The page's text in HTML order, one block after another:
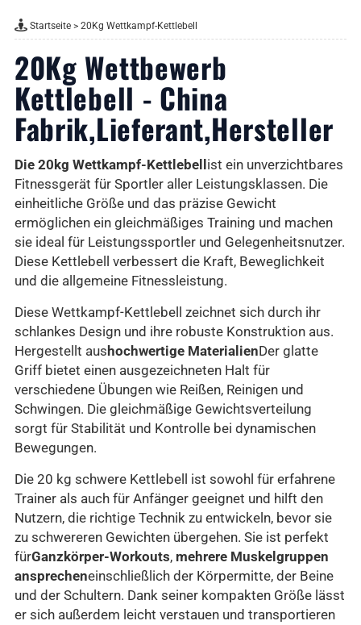
Startseite> 20Kg Wettkampf-Kettlebell
20Kg Wettbewerb
Kettlebell - China
Fabrik,Lieferant,Hersteller
Die 20kg Wettkampf-Kettlebell ist ein unverzichtbares
Fitnessgerät für Sportler aller Leistungsklassen. Die
einheitliche Größe und das präzise Gewicht
ermöglichen ein gleichmäßiges Training und machen
sie ideal für Leistungssportler und Gelegenheitsnutzer.
Diese Kettlebell verbessert die Kraft, Beweglichkeit
und die allgemeine Fitnessleistung.
Diese Wettkampf-Kettlebell zeichnet sich durch ihr
schlankes Design und ihre robuste Konstruktion aus.
Hergestellt aus hochwertige MaterialienDer glatte
Griff bietet einen ausgezeichneten Halt für
verschiedene Übungen wie Reißen, Reinigen und
Schwingen. Die gleichmäßige Gewichtsverteilung
sorgt für Stabilität und Kontrolle bei dynamischen
Bewegungen.
Die 20 kg schwere Kettlebell ist sowohl für erfahrene
Trainer als auch für Anfänger geeignet und hilft den
Nutzern, die richtige Technik zu entwickeln, bevor sie
zu schwereren Gewichten übergehen. Sie ist perfekt
fürGanzkörper-Workouts, mehrere Muskelgruppen
ansprecheneinschließlich der Körpermitte, der Beine
und der Schultern. Dank seiner kompakten Größe lässt
er sich außerdem leicht verstauen und transportieren